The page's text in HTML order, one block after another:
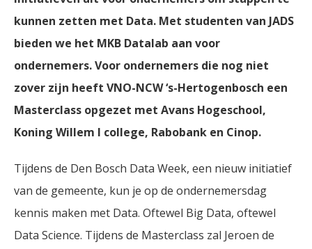
kunnen zetten met Data. Met studenten van JADS
bieden we het MKB Datalab aan voor
ondernemers. Voor ondernemers die nog niet
zover zijn heeft VNO-NCW ‘s-Hertogenbosch een
Masterclass opgezet met Avans Hogeschool,
Koning Willem I college, Rabobank en Cinop.
Tijdens de Den Bosch Data Week, een nieuw initiatief
van de gemeente, kun je op de ondernemersdag
kennis maken met Data. Oftewel Big Data, oftewel
Data Science. Tijdens de Masterclass zal Jeroen de